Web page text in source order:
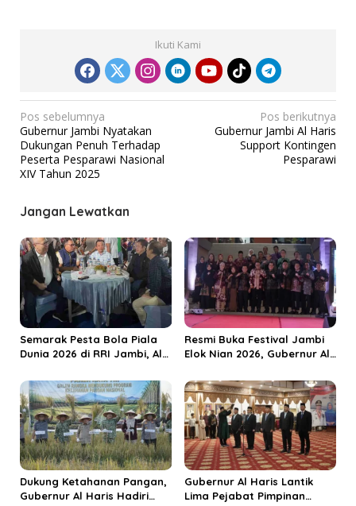
Ikuti Kami
N
a
v
i
g
s
i
p
o
s
Pos sebelumnya
Gubernur Jambi Nyatakan
Dukungan Penuh Terhadap
Peserta Pesparawi Nasional
XIV Tahun 2025
Pos berikutnya
Gubernur Jambi Al Haris
Support Kontingen
Pesparawi
Jangan Lewatkan
Semarak Pesta Bola Piala
Dunia 2026 di RRI Jambi, Al
Ekonomi Rakyat
Resmi Buka Festival Jambi
Elok Nian 2026, Gubernur Al
Jadi Destinasi Wisata
Budaya Unggulan
Dukung Ketahanan Pangan,
Gubernur Al Haris Hadiri
Gubernur Al Haris Lantik
Lima Pejabat Pimpinan